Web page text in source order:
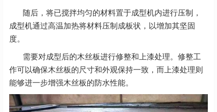
随后，将已搅拌均匀的材料置于成型机内进行压制，
成型机通过高温加热将材料压制成板状，以增加其坚固
度。
需要对成型后的木丝板进行修整和上漆处理。修整工
作可以确保木丝板的尺寸和外观保持一致，而上漆处理则
能够进一步增强木丝板的防水性能。